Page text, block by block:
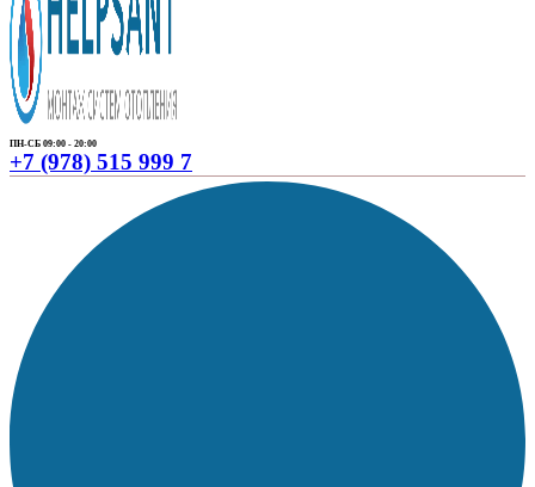
ПН-СБ 09:00 - 20:00
+7 (978) 515 999 7